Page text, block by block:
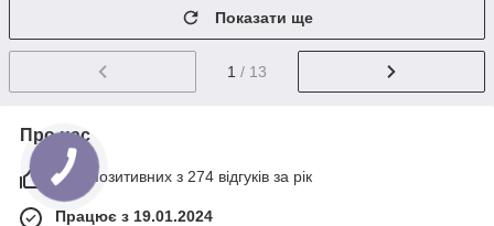
Показати ще
1 / 13
Про нас
97% позитивних з 274 відгуків за рік
Працює з 19.01.2024